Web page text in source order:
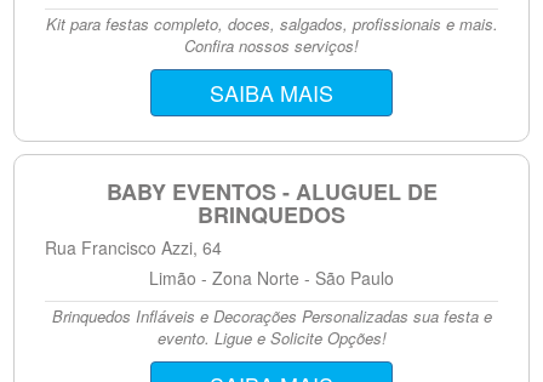
Kit para festas completo, doces, salgados, profissionais e mais.
Confira nossos serviços!
SAIBA MAIS
BABY EVENTOS - ALUGUEL DE
BRINQUEDOS
Rua Francisco Azzi, 64
Limão - Zona Norte - São Paulo
Brinquedos Infláveis e Decorações Personalizadas sua festa e
evento. Ligue e Solicite Opções!